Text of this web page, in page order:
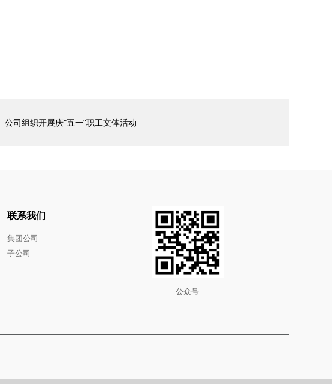
公司组织开展庆“五一”职工文体活动
联系我们
集团公司
子公司
公众号